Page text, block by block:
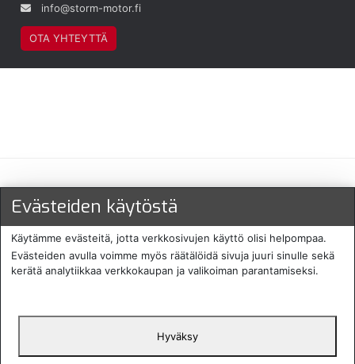
info@storm-motor.fi
OTA YHTEYTTÄ
Maksu- ja toimitustavat
Protecomp Copyright 2024. All rights
English
Evästeiden käytöstä
Käytämme evästeitä, jotta verkkosivujen käyttö olisi helpompaa.
Evästeiden avulla voimme myös räätälöidä sivuja juuri sinulle sekä
kerätä analytiikkaa verkkokaupan ja valikoiman parantamiseksi.
Hyväksy